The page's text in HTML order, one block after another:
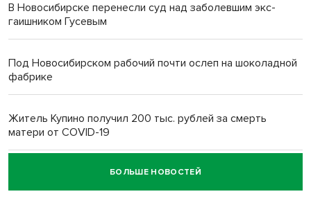
В Новосибирске перенесли суд над заболевшим экс-
гаишником Гусевым
Под Новосибирском рабочий почти ослеп на шоколадной
фабрике
Житель Купино получил 200 тыс. рублей за смерть
матери от COVID-19
Новосибирский суд наказал водителя за смерть
пенсионерки на вокзале
БОЛЬШЕ НОВОСТЕЙ